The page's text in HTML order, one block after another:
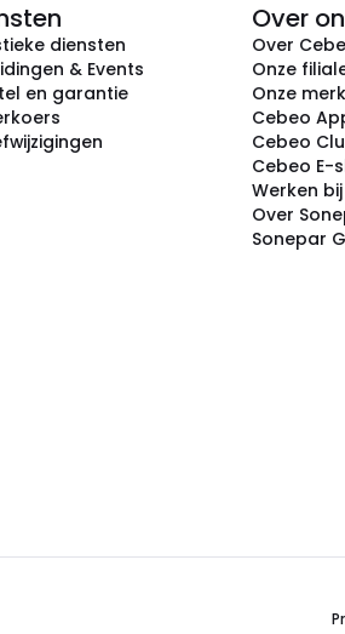
diensten
& Events
en garantie
Over
Over
Onze
Onze
Cebeo
Cebeo
Cebeo E-
Werken
Over
Sonepar